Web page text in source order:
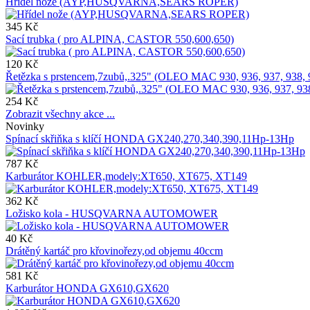
345 Kč
Sací trubka ( pro ALPINA, CASTOR 550,600,650)
120 Kč
Řetězka s prstencem,7zubů,.325" (OLEO MAC 930, 936, 937,
254 Kč
Zobrazit všechny akce ...
Novinky
Spínací skřiňka s klíčí HONDA GX240,270,340,390,11Hp-13Hp
787 Kč
Karburátor KOHLER,modely:XT650, XT675, XT149
362 Kč
Ložisko kola - HUSQVARNA AUTOMOWER
40 Kč
Drátěný kartáč pro křovinořezy,od objemu 40ccm
581 Kč
Karburátor HONDA GX610,GX620